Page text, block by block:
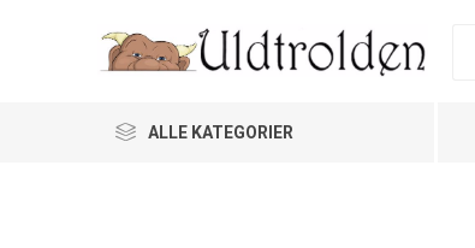
ALLE KATEGORIER